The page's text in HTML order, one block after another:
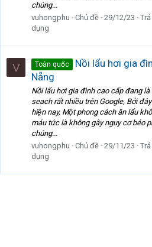
chúng...
vuhongphu
Chủ đề 29/12/23
dụng
V Toàn quốc
Nồi lẩu hơi gia
Nẵng
Nồi lẩu hơi gia đình cao cấp đang
seach rất nhiều trên Google, Bởi
hiện nay, Một phong cách ăn lẩu
máu tức là không gây nguy cơ béo
chúng...
vuhongphu
Chủ đề 29/11/23
dụng